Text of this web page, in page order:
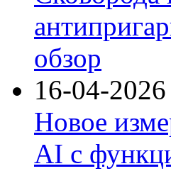
обзор
16-04-2026
Новое
AI с